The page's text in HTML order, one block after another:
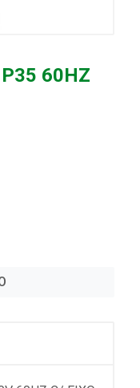
P35 60HZ